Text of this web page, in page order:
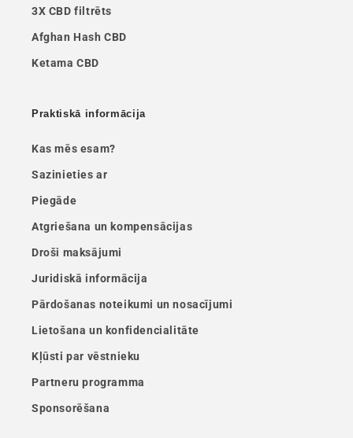
3X CBD filtrēts
Afghan Hash CBD
Ketama CBD
Praktiskā informācija
Kas mēs esam?
Sazinieties ar
Piegāde
Atgriešana un kompensācijas
Droši maksājumi
Juridiskā informācija
Pārdošanas noteikumi un nosacījumi
Lietošana un konfidencialitāte
Kļūsti par vēstnieku
Partneru programma
Sponsorēšana